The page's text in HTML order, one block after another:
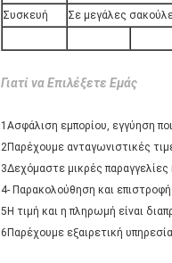
Συσκευή
Σε μεγάλες
Γιατί να Επιλέξετε Εμάς
1Ασφάλιση εμπορίου, εγγύηση
2Παρέχουμε ανταγωνιστικές
3Δεχόμαστε μικρές παραγγελίες
4- Παρακολούθηση και
5Η τιμή και η πληρωμή είναι
6Παρέχουμε εξαιρετική